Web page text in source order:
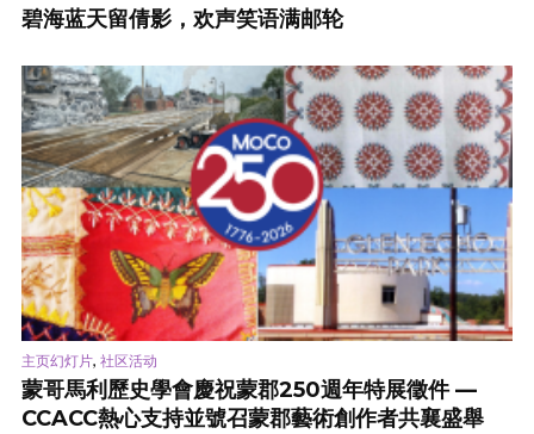
碧海蓝天留倩影，欢声笑语满邮轮
主页幻灯片, 社区活动
蒙哥馬利歷史學會慶祝蒙郡250週年特展徵件 —
CCACC熱心支持並號召蒙郡藝術創作者共襄盛舉